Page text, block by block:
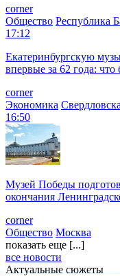
corner
Общество Республика
17:12
Екатеринбургскую
впервые за 62 года: что
corner
Экономика
16:50
Музей Победы
окончания
corner
Общество Москва
показать еще [...]
все новости
Актуальные сюжеты